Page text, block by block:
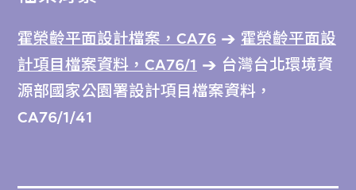
霍榮齡平面設計檔案，CA76
霍榮齡平面設
計項目檔案資料，CA76/1
台灣台北環境資
源部國家公園署設計項目檔案資料，
CA76/1/41